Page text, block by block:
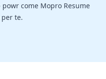
come Mopro Resume
te.